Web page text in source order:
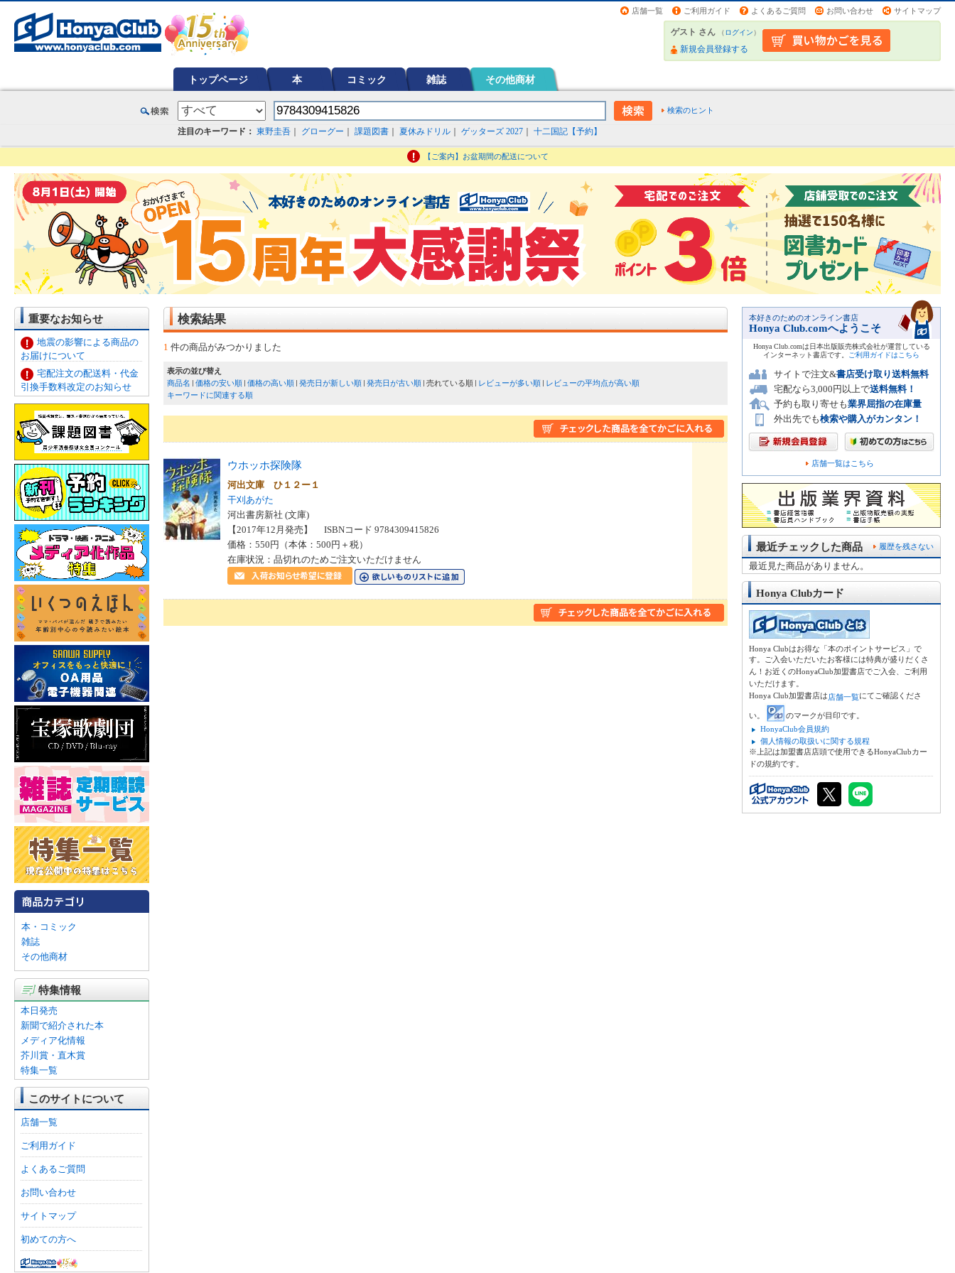
店舗一覧 ご利用ガイド よくあるご質問 お問い合わせ サイトマップ
ゲスト さん （ログイン）
新規会員登録する
トップページ 本 コミック 雑誌 その他商材
検索のヒント
注目のキーワード： 東野圭吾 グローグー 課題図書 夏休みドリル ゲッターズ 2027 十二国記【予約】
【ご案内】お盆期間の配送について
重要なお知らせ
地震の影響による商品の
お届けについて
宅配注文の配送料・代金
引換手数料改定のお知らせ
本・コミック
雑誌
その他商材
特集情報
本日発売
新聞で紹介された本
メディア化情報
芥川賞・直木賞
特集一覧
このサイトについて
店舗一覧
ご利用ガイド
よくあるご質問
お問い合わせ
サイトマップ
初めての方へ
検索結果
1 件の商品がみつかりました
表示の並び替え
商品名
価格の安い順 価格の高い順 発売日が新しい順 発売日が古い順 売れている順 レビューが多い順
レビューの平均点が高い順
キーワードに関連する順
ウホッホ探険隊
河出文庫 ひ１２ー１
干刈あがた
河出書房新社 (文庫)
【2017年12月発売】 ISBNコード 9784309415826
価格：550円（本体：500円＋税）
在庫状況：品切れのためご注文いただけません
本好きのためのオンライン書店
Honya Club.comへようこそ
Honya Club.comは日本出版販売株式会社が運営している
インターネット書店です。
ご利用ガイドはこちら
サイトで注文&書店受け取り送料無料
宅配なら3,000円以上で送料無料！
予約も取り寄せも業界屈指の在庫量
外出先でも検索や購入がカンタン！
店舗一覧はこちら
履歴を残さない
最近チェックした商品
最近見た商品がありません。
Honya Clubカード
Honya Clubはお得な「本のポイントサービス」で
す。ご入会いただいたお客様には特典が盛りだくさ
ん！お近くのHonyaClub加盟書店でご入会、ご利用
いただけます。
Honya Club加盟書店は店舗一覧にてご確認くださ
い。
のマークが目印です。
HonyaClub会員規約
個人情報の取扱いに関する規程
※上記は加盟書店店頭で使用できるHonyaClubカー
ドの規約です。